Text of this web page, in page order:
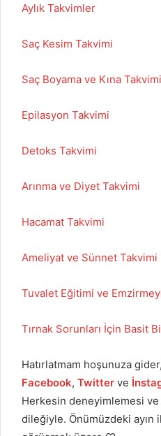
Aylık Takvimler
Saç Kesim Takvimi
Saç Boyama ve Kına Takvimi
Epilasyon Takvimi
Detoks Takvimi
Arınma ve Diyet Takvimi
Hacamat Takvimi
Ameliyat ve Sünnet Takvimi
Tuvalet Eğitimi ve
Tırnak Sorunları İçin Basit
Hatırlatmam hoşunuza
Facebook, Twitter ve
Herkesin deneyimlemesi ve
dileğiyle. Önümüzdeki ayın